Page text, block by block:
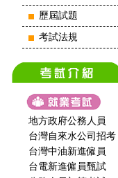
歷屆試題
考試法規
地方政府公務人員
台灣自來水公司招考
台灣中油新進僱員
台電新進僱員甄試